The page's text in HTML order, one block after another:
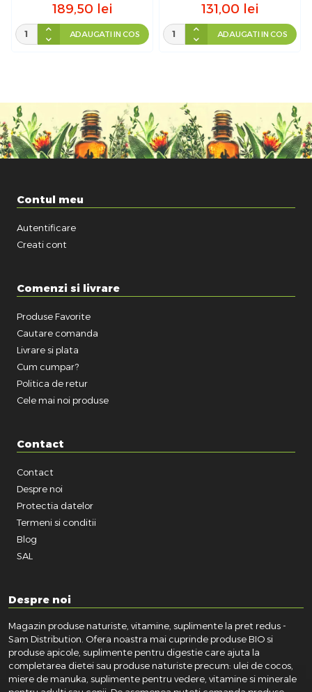
189,50 lei
ADAUGATI IN COS
131,00 lei
ADAUGATI IN COS
Contul meu
Autentificare
Creati cont
Comenzi si livrare
Produse Favorite
Cautare comanda
Livrare si plata
Cum cumpar?
Politica de retur
Cele mai noi produse
Contact
Contact
Despre noi
Protectia datelor
Termeni si conditii
Blog
SAL
Despre noi
Magazin produse naturiste, vitamine, suplimente la pret redus -
Sam Distribution. Ofera noastra mai cuprinde produse BIO si
produse apicole, suplimente pentru digestie care ajuta la
completarea dietei sau produse naturiste precum: ulei de cocos,
miere de manuka, suplimente pentru vedere, vitamine si minerale